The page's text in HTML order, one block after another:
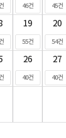
46건 45건
19
55건
20
54건
26
40건
27
40건